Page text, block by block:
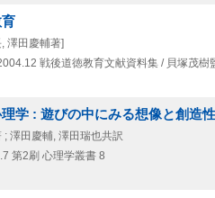
澤田慶輔著]
戦後道徳教育文献資料集 / 貝塚茂樹
理学 : 遊びの中にみる想像と創造性
澤田慶輔, 澤田瑞也共訳
第2刷 心理学叢書 8